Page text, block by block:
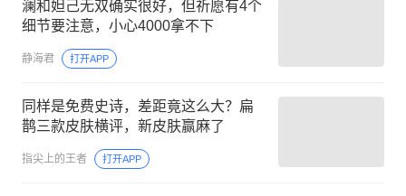
澜和妲己无双确实很好，但祈愿有4个
细节要注意，小心4000拿不下
静海君 打开APP
同样是免费史诗，差距竟这么大？扁
鹊三款皮肤横评，新皮肤赢麻了
指尖上的王者 打开APP